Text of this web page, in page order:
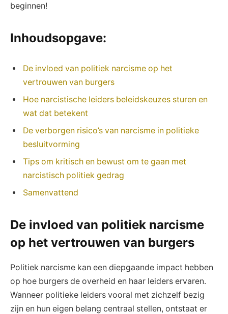
beginnen!
Inhoudsopgave:
De invloed van politiek narcisme op het
vertrouwen van burgers
Hoe narcistische leiders beleidskeuzes sturen en
wat dat betekent
De verborgen risico’s van narcisme in politieke
besluitvorming
Tips om kritisch en bewust om te gaan met
narcistisch politiek gedrag
Samenvattend
De invloed van politiek narcisme
op het vertrouwen van burgers
Politiek narcisme kan een diepgaande impact hebben
op hoe burgers de overheid en haar leiders ervaren.
Wanneer politieke leiders vooral met zichzelf bezig
zijn en hun eigen belang centraal stellen, ontstaat er